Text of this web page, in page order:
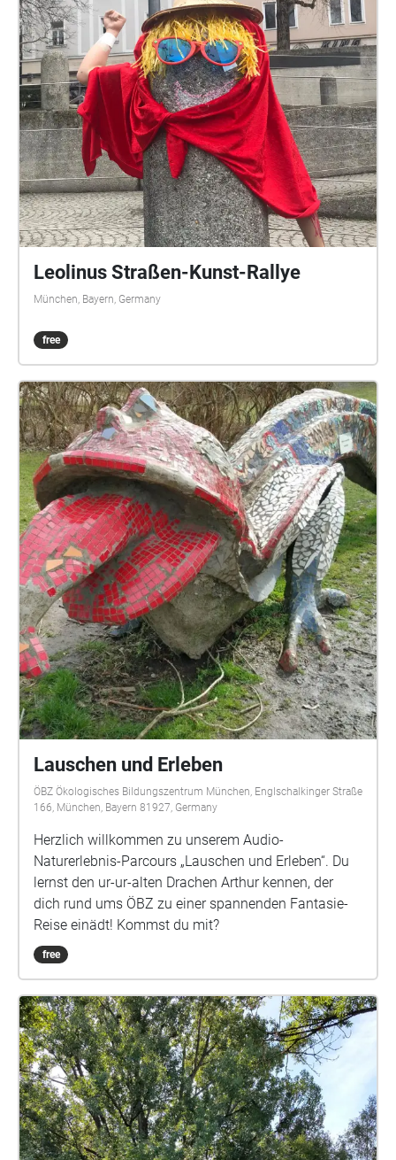
Leolinus Straßen-Kunst-Rallye
München, Bayern, Germany
free
Lauschen und Erleben
ÖBZ Ökologisches Bildungszentrum München, Englschalkinger Straße
166, München, Bayern 81927, Germany
Herzlich willkommen zu unserem Audio-
Naturerlebnis-Parcours „Lauschen und Erleben“. Du
lernst den ur-ur-alten Drachen Arthur kennen, der
dich rund ums ÖBZ zu einer spannenden Fantasie-
Reise einädt! Kommst du mit?
free